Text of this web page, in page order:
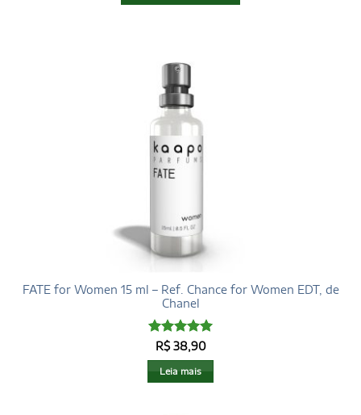
FATE for Women 15 ml – Ref. Chance for Women EDT, de
Chanel
Avaliação5
de 5
R$38,90
Leia mais